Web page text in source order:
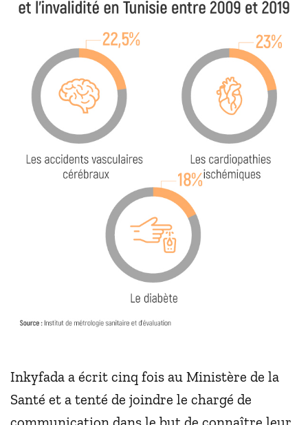
Inkyfada a écrit cinq fois au Ministère de la
Santé et a tenté de joindre le chargé de